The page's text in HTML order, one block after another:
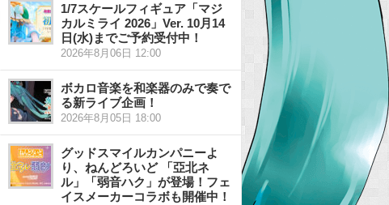
1/7スケールフィギュア「マジ
カルミライ 2026」Ver. 10月14
日(水)までご予約受付中！
2026年8月06日 12:00
ボカロ音楽を和楽器のみで奏で
る新ライブ企画！
2026年8月05日 18:00
グッドスマイルカンパニーよ
り、ねんどろいど 「亞北ネ
ル」「弱音ハク」が登場！フェ
イスメーカーコラボも開催中！